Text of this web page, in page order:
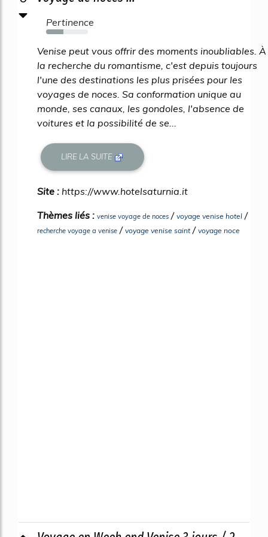
Pertinence
42%
Venise peut vous offrir des moments inoubliables. À
la recherche du romantisme, c'est depuis toujours
l'une des destinations les plus prisées pour les
voyages de noces. Sa conformation unique au
monde, ses canaux, les gondoles, l'absence de
voitures et la possibilité de se...
LIRE LA SUITE
Site : https://www.hotelsaturnia.it
Thèmes liés : venise voyage de noces / voyage venise hotel /
recherche voyage a venise / voyage venise saint/ voyage noce